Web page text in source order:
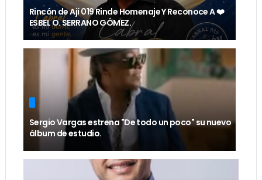
Rincón de Ají 019 Rinde Homenaje Y Reconoce A ❤️
ESBEL O. SERRANO GÓMEZ.
Sergio Vargas estrena "De todo un poco" su nuevo
álbum de estudio.